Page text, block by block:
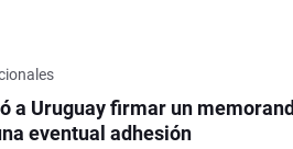
a Uruguay firmar un
eventual adhesión